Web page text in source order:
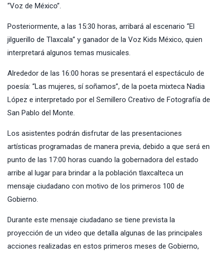
“Voz de México”.
Posteriormente, a las 15:30 horas, arribará al escenario “El
jilguerillo de Tlaxcala” y ganador de la Voz Kids México, quien
interpretará algunos temas musicales.
Alrededor de las 16:00 horas se presentará el espectáculo de
poesía: “Las mujeres, sí soñamos”, de la poeta mixteca Nadia
López e interpretado por el Semillero Creativo de Fotografía de
San Pablo del Monte.
Los asistentes podrán disfrutar de las presentaciones
artísticas programadas de manera previa, debido a que será en
punto de las 17:00 horas cuando la gobernadora del estado
arribe al lugar para brindar a la población tlaxcalteca un
mensaje ciudadano con motivo de los primeros 100 de
Gobierno.
Durante este mensaje ciudadano se tiene prevista la
proyección de un video que detalla algunas de las principales
acciones realizadas en estos primeros meses de Gobierno,